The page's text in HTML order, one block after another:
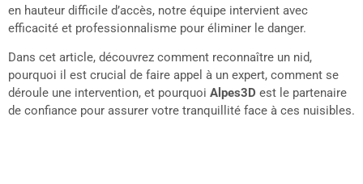
en hauteur difficile d’accès, notre équipe intervient avec
efficacité et professionnalisme pour éliminer le danger.
Dans cet article, découvrez comment reconnaître un nid,
pourquoi il est crucial de faire appel à un expert, comment se
déroule une intervention, et pourquoi Alpes3D est le partenaire
de confiance pour assurer votre tranquillité face à ces nuisibles.